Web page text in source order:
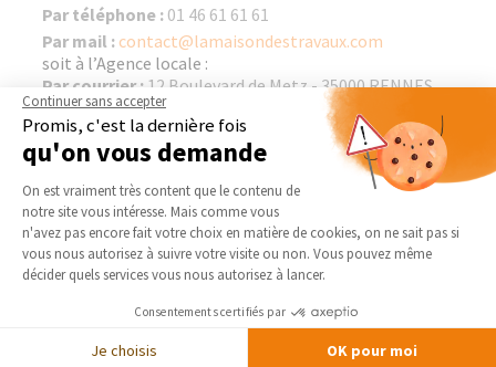
Par téléphone : 01 46 61 61 61
Par mail : contact@lamaisondestravaux.com
soit à l’Agence locale :
Par courrier : 12 Boulevard de Metz - 35000 RENNES
CEDEX 2
Par téléphone :02 99 63 35 80
Par mail :
LIENS
Les liens proposés vers d'autres sites sont
communiqués à titre indicatif et ne sauraient engager
la responsabilité de la Société France Bati Courtage,
tant en ce qui concerne les contenus et les conditions
Continuer sans accepter
Promis, c'est la dernière fois
qu'on vous demande
Plateforme de Gestion du
On est vraiment très content que le contenu de
notre site vous intéresse. Mais comme vous
n'avez pas encore fait votre choix en matière de cookies, on ne sait pas si
vous nous autorisez à suivre votre visite ou non. Vous pouvez même
décider quels services vous nous autorisez à lancer.
Consentements certifiés par
Je choisis OK pour moi
Axeptio consent